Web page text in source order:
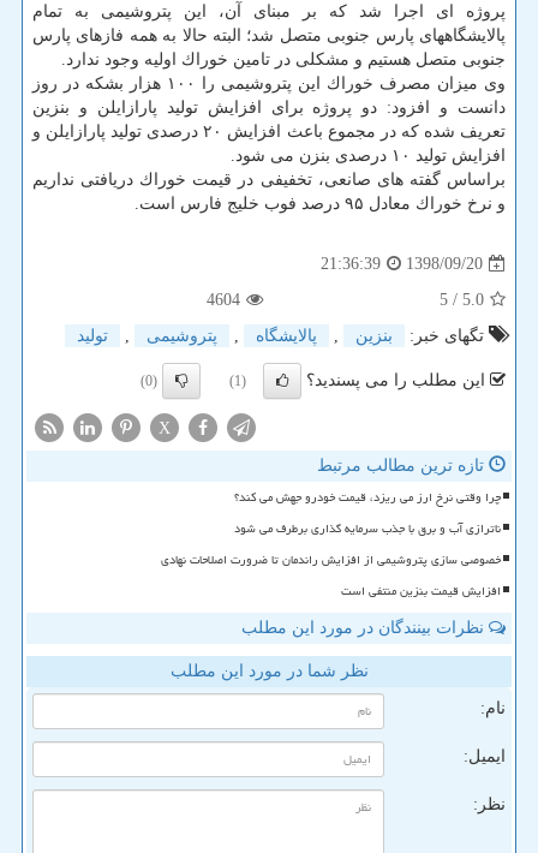
پروژه ای اجرا شد كه بر مبنای آن، این پتروشیمی به تمام
پالایشگاههای پارس جنوبی متصل شد؛ البته حالا به همه فازهای پارس
جنوبی متصل هستیم و مشكلی در تامین خوراك اولیه وجود ندارد.
وی میزان مصرف خوراك این پتروشیمی را ۱۰۰ هزار بشكه در روز
دانست و افزود: دو پروژه برای افزایش تولید پارازایلن و بنزین
تعریف شده كه در مجموع باعث افزایش ۲۰ درصدی تولید پارازایلن و
افزایش تولید ۱۰ درصدی بنزن می شود.
براساس گفته های صانعی، تخفیفی در قیمت خوراك دریافتی نداریم
و نرخ خوراك معادل ۹۵ درصد فوب خلیج فارس است.
1398/09/20
21:36:39
5.0
/ 5
4604
تگهای خبر:
بنزین , پالایشگاه , پتروشیمی , تولید
این مطلب را می پسندید؟ (1)
(0)
X
تازه ترین مطالب مرتبط
چرا وقتی نرخ ارز می ریزد، قیمت خودرو جهش می کند؟
ناترازی آب و برق با جذب سرمایه گذاری برطرف می شود
خصوصی سازی پتروشیمی از افزایش راندمان تا ضرورت اصلاحات نهادی
افزایش قیمت بنزین منتفی است
نظرات بینندگان در مورد این مطلب
نظر شما در مورد این مطلب
نام:
ایمیل:
نظر: